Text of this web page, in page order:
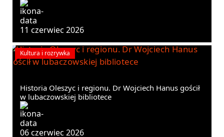
11 czerwiec 2026
Kultura i rozrywka
Historia Oleszyc i regionu. Dr Wojciech Hanus gościł
w lubaczowskiej bibliotece
06 czerwiec 2026